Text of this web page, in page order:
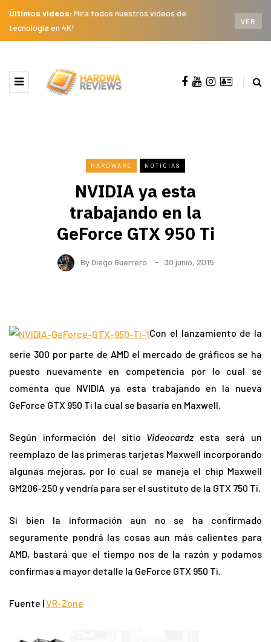
Últimos videos: Mira todos nuestros videos de
tecnología en 4K!
VER
HARDWARE NOTICIAS
NVIDIA ya esta
trabajando en la
GeForce GTX 950 Ti
ByDiego Guerrero 30 junio, 2015
Con el lanzamiento de la
serie 300 por parte de AMD el mercado de gráficos se ha
puesto nuevamente en competencia por lo cual se
comenta que NVIDIA ya esta trabajando en la nueva
GeForce GTX 950 Ti la cual se basaría en Maxwell.
Según información del sitio Videocardz esta será un
reemplazo de las primeras tarjetas Maxwell incorporando
algunas mejoras, por lo cual se maneja el chip Maxwell
GM206-250 y vendría para ser el sustituto de la GTX 750 Ti.
Si bien la información aun no se ha confirmado
seguramente pondrá las cosas aun más calientes para
AMD, bastará que el tiempo nos de la razón y podamos
confirmas a mayor detalle la GeForce GTX 950 Ti.
Fuente |VR-Zone